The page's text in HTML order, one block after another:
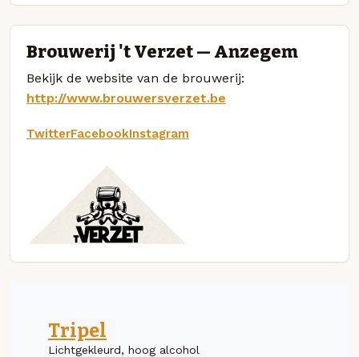
Brouwerij 't Verzet — Anzegem
Bekijk de website van de brouwerij:
http://www.brouwersverzet.be
TwitterFacebookInstagram
Tripel
Lichtgekleurd, hoog alcohol